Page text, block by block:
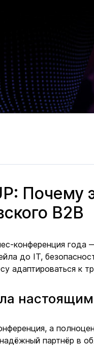
B2B
конференция года
до IT,
адаптироваться к
а
партнёр в